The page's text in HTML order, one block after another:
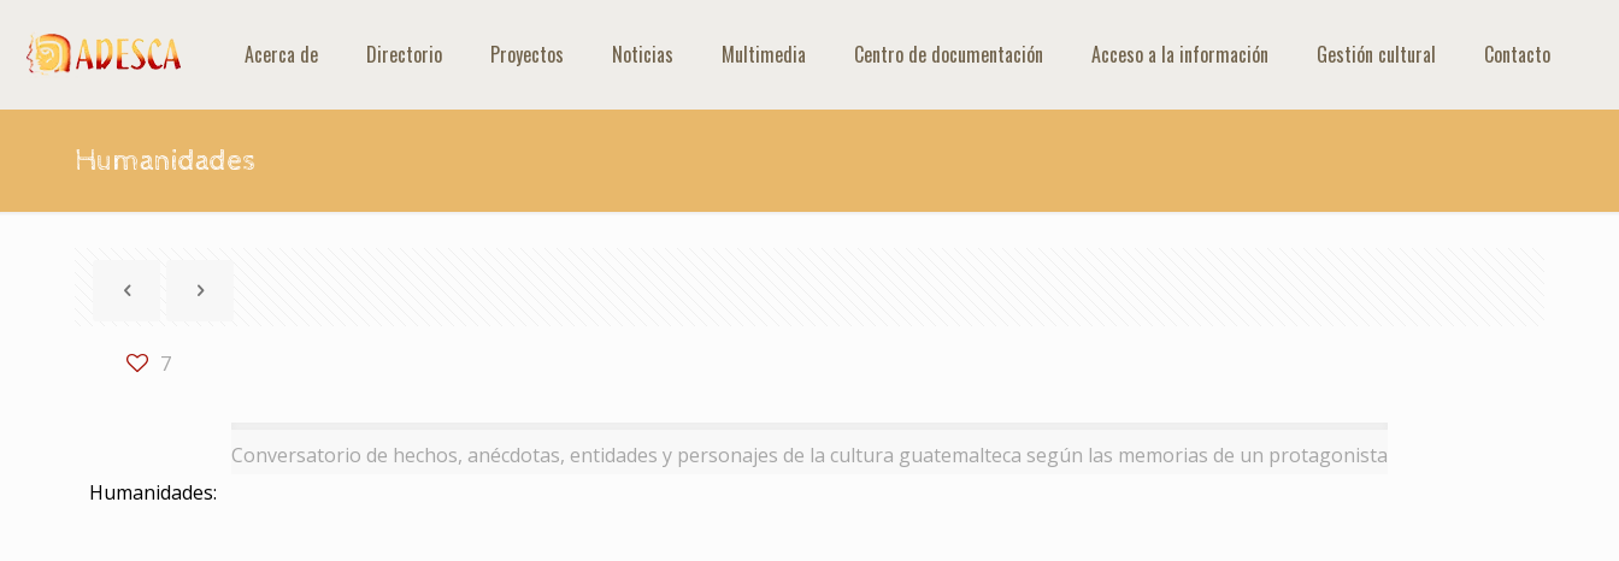
Acerca de Directorio Proyectos Noticias Multimedia Centro de documentación Acceso a la información Gestión cultural Contacto
Humanidades
7
Conversatorio de hechos, anécdotas, entidades y personajes de la cultura guatemalteca según las memorias de un protagonista
Humanidades: